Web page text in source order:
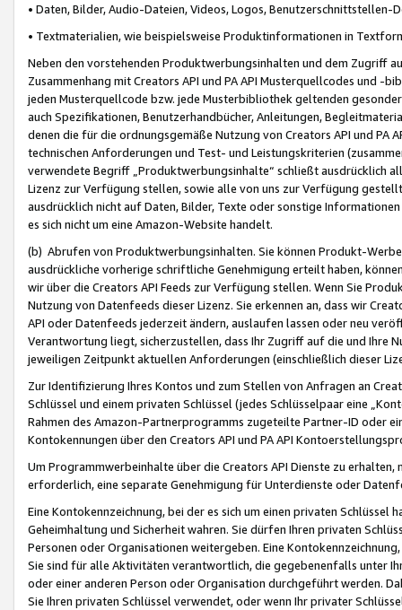
• Daten, Bilder, Audio-Dateien, Videos, Logos, Benutzerschnittstellen-
• Textmaterialien, wie beispielsweise Produktinformationen in
Neben den vorstehenden Produktwerbungsinhalten und dem Zugriff
Zusammenhang mit Creators API und PA API Musterquellcodes und
jeden Musterquellcode bzw. jede Musterbibliothek geltenden
auch Spezifikationen, Benutzerhandbücher, Anleitungen,
denen die für die ordnungsgemäße Nutzung von Creators API und PA
technischen Anforderungen und Test- und Leistungskriterien
verwendete Begriff „Produktwerbungsinhalte“ schließt ausdrücklich
Lizenz zur Verfügung stellen, sowie alle von uns zur Verfügung
ausdrücklich nicht auf Daten, Bilder, Texte oder sonstige
es sich nicht um eine Amazon-Website handelt.
(b) Abrufen von Produktwerbungsinhalten. Sie können Produkt-
ausdrückliche vorherige schriftliche Genehmigung erteilt haben,
wir über die Creators API Feeds zur Verfügung stellen. Wenn Sie
Nutzung von Datenfeeds dieser Lizenz. Sie erkennen an, dass wir
API oder Datenfeeds jederzeit ändern, auslaufen lassen oder neu
Verantwortung liegt, sicherzustellen, dass Ihr Zugriff auf die und Ihre
jeweiligen Zeitpunkt aktuellen Anforderungen (einschließlich dieser
Zur Identifizierung Ihres Kontos und zum Stellen von Anfragen an
Schlüssel und einem privaten Schlüssel (jedes Schlüsselpaar eine
Rahmen des Amazon-Partnerprogramms zugeteilte Partner-ID oder
Kontokennungen über den Creators API und PA API
Um Programmwerbeinhalte über die Creators API Dienste zu
erforderlich, eine separate Genehmigung für Unterdienste oder
Eine Kontokennzeichnung, bei der es sich um einen privaten
Geheimhaltung und Sicherheit wahren. Sie dürfen Ihren privaten
Personen oder Organisationen weitergeben. Eine
Sie sind für alle Aktivitäten verantwortlich, die gegebenenfalls unter
oder einer anderen Person oder Organisation durchgeführt werden.
Sie Ihren privaten Schlüssel verwendet, oder wenn Ihr privater